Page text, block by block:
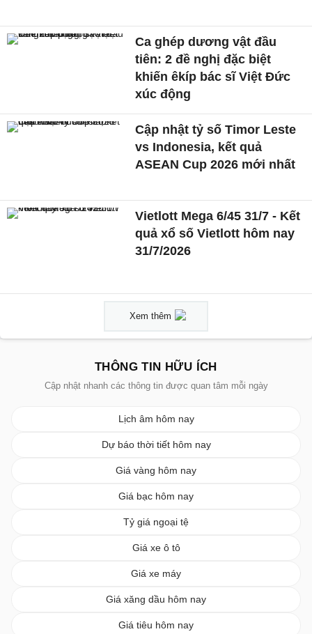
Ca ghép dương vật đầu
tiên: 2 đề nghị đặc biệt
khiến êkíp bác sĩ Việt Đức
xúc động
Cập nhật tỷ số Timor Leste
vs Indonesia, kết quả
ASEAN Cup 2026 mới nhất
Vietlott Mega 6/45 31/7 - Kết
quả xổ số Vietlott hôm nay
31/7/2026
Xem thêm
THÔNG TIN HỮU ÍCH
Cập nhật nhanh các thông tin được quan tâm mỗi ngày
Lịch âm hôm nay
Dự báo thời tiết hôm nay
Giá vàng hôm nay
Giá bạc hôm nay
Tỷ giá ngoại tệ
Giá xe ô tô
Giá xe máy
Giá xăng dầu hôm nay
Giá tiêu hôm nay